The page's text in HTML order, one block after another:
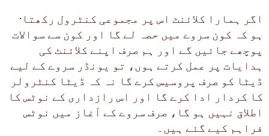
·اگر ہمارا کلائنٹ اس پر مجموعی کنٹرول رکھتا
ہو کہ کون سروے میں حصہ لے گا اور کون سے سوالات
پوچھے جائیں گے اور ہم صرف اپنے کلائنٹ کی
ہدایات پر عمل کرتے ہوں، تو یونڈر سروے کے لیے
ڈیٹا کو صرف پروسیس کرے گا نہ کہ ڈیٹا کنٹرولر
کا کردار ادا کرے گا اور اس رازداری کے نوٹس کا
اطلاق نہیں ہو گا، صرف سروے کے آغاز میں نوٹس
فراہم کیے گئے ہیں۔